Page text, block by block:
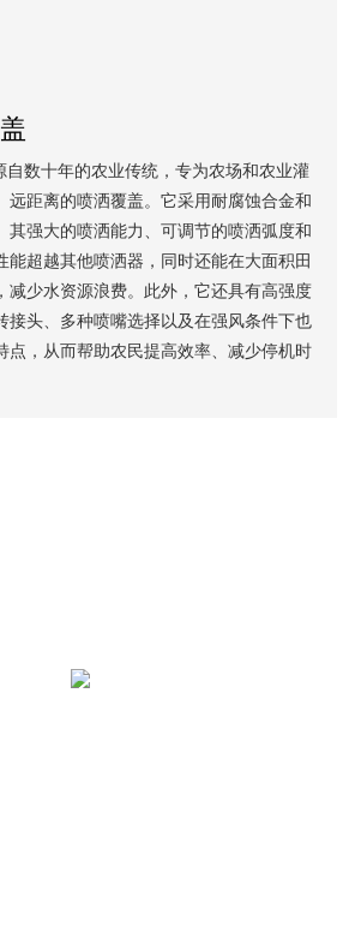
自数十年的农业传统，专为农场和农业灌
远距离的喷洒覆盖。它采用耐腐蚀合金和
其强大的喷洒能力、可调节的喷洒弧度和
能超越其他喷洒器，同时还能在大面积田
减少水资源浪费。此外，它还具有高强度
接头、多种喷嘴选择以及在强风条件下也
点，从而帮助农民提高效率、减少停机时